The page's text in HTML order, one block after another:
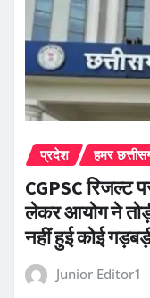
प्रदेश हमर
CGPSC रिजल्ट
लेकर आयोग ने
नहीं हुई कोई
Junior Editor1